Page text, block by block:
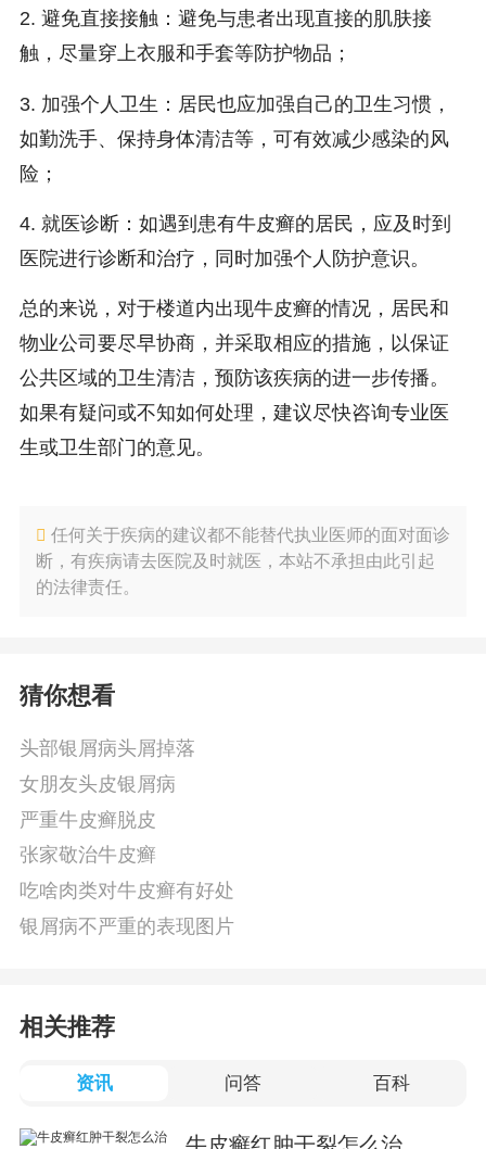
2. 避免直接接触：避免与患者出现直接的肌肤接
触，尽量穿上衣服和手套等防护物品；
3. 加强个人卫生：居民也应加强自己的卫生习惯，
如勤洗手、保持身体清洁等，可有效减少感染的风
险；
4. 就医诊断：如遇到患有牛皮癣的居民，应及时到
医院进行诊断和治疗，同时加强个人防护意识。
总的来说，对于楼道内出现牛皮癣的情况，居民和
物业公司要尽早协商，并采取相应的措施，以保证
公共区域的卫生清洁，预防该疾病的进一步传播。
如果有疑问或不知如何处理，建议尽快咨询专业医
生或卫生部门的意见。
任何关于疾病的建议都不能替代执业医师的面对面诊
断，有疾病请去医院及时就医，本站不承担由此引起
的法律责任。
猜你想看
头部银屑病头屑掉落
女朋友头皮银屑病
严重牛皮癣脱皮
张家敬治牛皮癣
吃啥肉类对牛皮癣有好处
银屑病不严重的表现图片
相关推荐
资讯 问答 百科
牛皮癣红肿干裂怎么治